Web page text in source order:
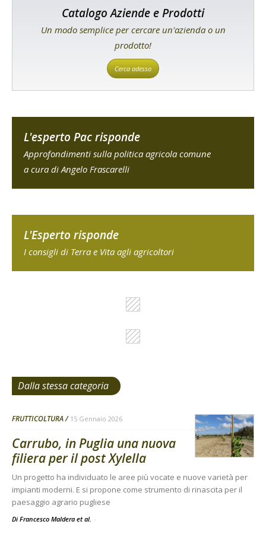
Catalogo Aziende e Prodotti
Un modo semplice per cercare un'azienda o un
prodotto!
Cerca adesso
L'esperto Pac risponde
Approfondimenti sulla politica agricola comune
a cura di Angelo Frascarelli
L'Esperto risponde
I consigli di Terra e Vita agli agricoltori
Dalla stessa categoria
FRUTTICOLTURA 15 Gennaio 2026
Carrubo, in Puglia una nuova
filiera per il post Xylella
Un progetto ha individuato le aree più vocate e nuove varietà per
impianti moderni. E si propone come strumento di rinascita per il
paesaggio agrario pugliese
Di Francesco Maldera et al. -